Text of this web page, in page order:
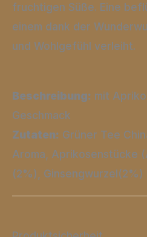
fruchtigen Süße. Eine
einem dank der
und Wohlgefühl verleiht.
Beschreibung: mit
Geschmack
Zutaten: Grüner Tee
Aroma, Aprikosenstücke
(2%), Ginsengwurzel(2%)